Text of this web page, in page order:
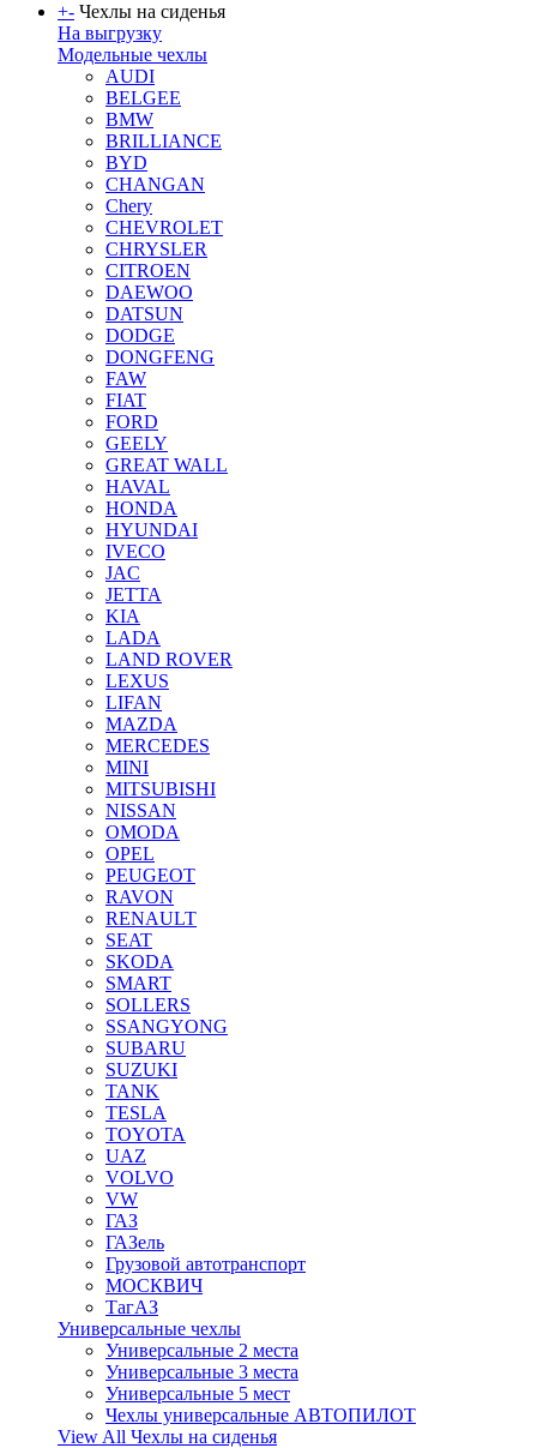
+- Чехлы на сиденья
На выгрузку
Модельные чехлы
AUDI
BELGEE
BMW
BRILLIANCE
BYD
CHANGAN
Chery
CHEVROLET
CHRYSLER
CITROEN
DAEWOO
DATSUN
DODGE
DONGFENG
FAW
FIAT
FORD
GEELY
GREAT WALL
HAVAL
HONDA
HYUNDAI
IVECO
JAC
JETTA
KIA
LADA
LAND ROVER
LEXUS
LIFAN
MAZDA
MERCEDES
MINI
MITSUBISHI
NISSAN
OMODA
OPEL
PEUGEOT
RAVON
RENAULT
SEAT
SKODA
SMART
SOLLERS
SSANGYONG
SUBARU
SUZUKI
TANK
TESLA
TOYOTA
UAZ
VOLVO
VW
ГАЗ
ГАЗель
Грузовой автотранспорт
МОСКВИЧ
ТагАЗ
Универсальные чехлы
Универсальные 2 места
Универсальные 3 места
Универсальные 5 мест
Чехлы универсальные АВТОПИЛОТ
View All Чехлы на сиденья